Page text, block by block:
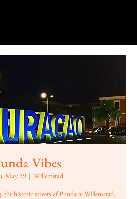
Vibes
May 29
  |
Willemstad
the historic streets of Punda in Willemstad,